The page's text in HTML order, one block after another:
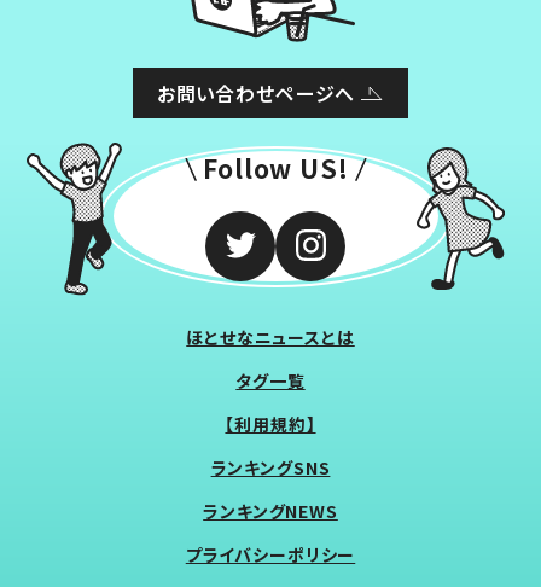
お問い合わせページへ
Follow US!
ほとせなニュースとは
タグ一覧
【利用規約】
ランキングSNS
ランキングNEWS
プライバシーポリシー